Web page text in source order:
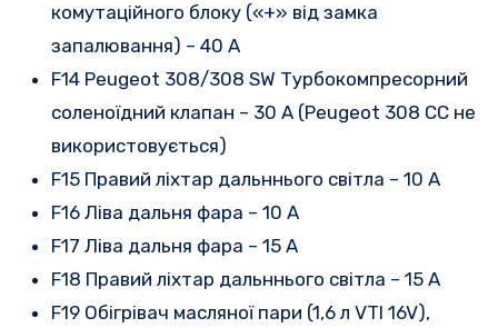
комутаційного блоку («+» від замка
запалювання) – 40 А
F14 Peugeot 308/308 SW Турбокомпресорний
соленоїдний клапан – 30 A (Peugeot 308 CC не
використовується)
F15 Правий ліхтар дальннього світла – 10 A
F16 Ліва дальня фара – 10 A
F17 Ліва дальня фара – 15 A
F18 Правий ліхтар дальннього світла – 15 A
F19 Обігрівач масляної пари (1,6 л VTI 16V),